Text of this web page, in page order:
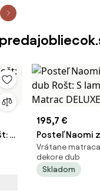
S
195,7 €
Posteľ Naomi
Rošt: S
Matrac DELUXE
Vrátane
dekore dub
Skladom